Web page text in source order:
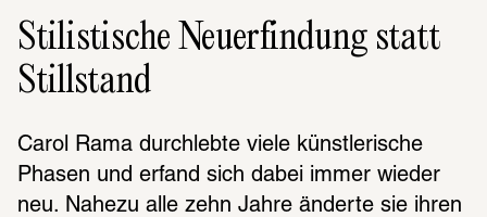
Stilistische Neuerfindung statt
Stillstand
Carol Rama durch­lebte viele künst­le­ri­sche
Phasen und erfand sich dabei immer wieder
neu. Nahezu alle zehn Jahre änderte sie ihren